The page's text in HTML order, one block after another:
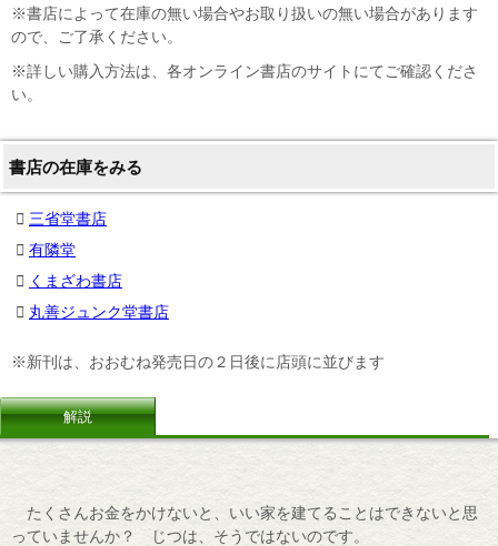
※書店によって在庫の無い場合やお取り扱いの無い場合があります
ので、ご了承ください。
※詳しい購入方法は、各オンライン書店のサイトにてご確認くださ
い。
書店の在庫をみる
三省堂書店
有隣堂
くまざわ書店
丸善ジュンク堂書店
※新刊は、おおむね発売日の２日後に店頭に並びます
解説
たくさんお金をかけないと、いい家を建てることはできないと思
っていませんか？ じつは、そうではないのです。